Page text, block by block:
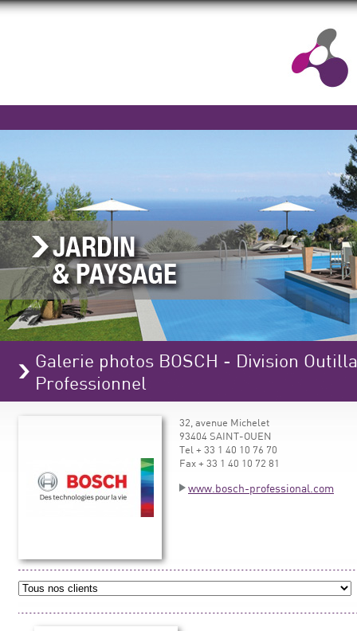
Galerie photos BOSCH - Division
Professionnel
32, avenue Michelet
93404 SAINT-OUEN
Tel + 33 1 40 10 76 70
Fax + 33 1 40 10 72 81
www.bosch-professional.com